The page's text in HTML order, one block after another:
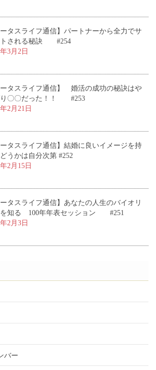
ータスライフ通信】パートナーから全力でサ
トされる秘訣 #254
3月2日
ータスライフ通信】 婚活の成功の秘訣はや
り〇〇だった！！ #253
2月21日
ータスライフ通信】結婚に良いイメージを持
うかは自分次第 #252
2月15日
ータスライフ通信】あなたの人生のバイオリ
を知る 100年年表セッション #251
2月3日
バー